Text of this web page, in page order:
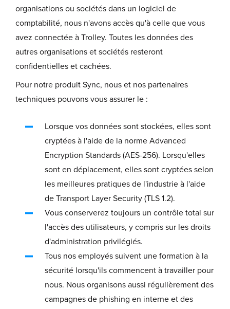
organisations ou sociétés dans un logiciel de
comptabilité, nous n'avons accès qu'à celle que vous
avez connectée à Trolley. Toutes les données des
autres organisations et sociétés resteront
confidentielles et cachées.
Pour notre produit Sync, nous et nos partenaires
techniques pouvons vous assurer le :
Lorsque vos données sont stockées, elles sont
cryptées à l'aide de la norme Advanced
Encryption Standards (AES-256). Lorsqu'elles
sont en déplacement, elles sont cryptées selon
les meilleures pratiques de l'industrie à l'aide
de Transport Layer Security (TLS 1.2).
Vous conserverez toujours un contrôle total sur
l'accès des utilisateurs, y compris sur les droits
d'administration privilégiés.
Tous nos employés suivent une formation à la
sécurité lorsqu'ils commencent à travailler pour
nous. Nous organisons aussi régulièrement des
campagnes de phishing en interne et des